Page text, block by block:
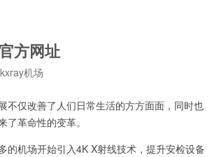
方网址
机场
仅改善了人们日常生活的方方面面，同时也
了革命性的变革。
机场开始引入4K X射线技术，提升安检设备